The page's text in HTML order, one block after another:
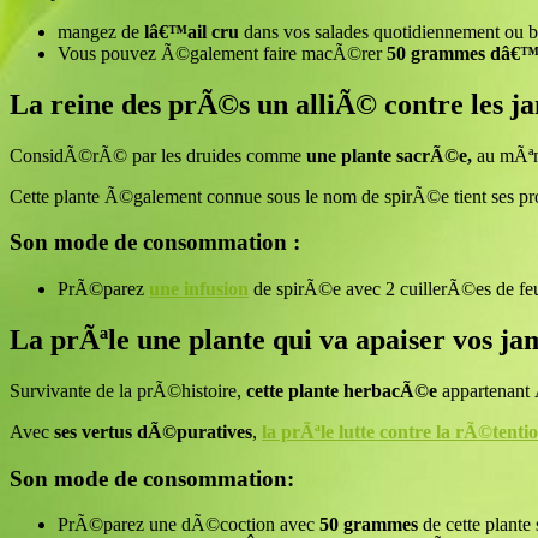
mangez de lâ€™ail cru dans vos salades quotidiennement ou
Vous pouvez Ã©galement faire macÃ©rer50 grammes
La reine des prÃ©s un alliÃ© contre les
ConsidÃ©rÃ© par les druides comme une plante sacrÃ©e, au
Cette plante Ã©galement connue sous le nom de spirÃ©e tient ses
Son mode de consommation :
PrÃ©parez une infusion de spirÃ©e avec 2 cuillerÃ©es de
La prÃªle une plante qui va apaiser vos
Survivante de la prÃ©histoire, cette plante herbacÃ©e
Avec ses vertus dÃ©puratives, la prÃªle lutte contre la
Son mode de consommation:
PrÃ©parez une dÃ©coction avec 50 grammes de cette